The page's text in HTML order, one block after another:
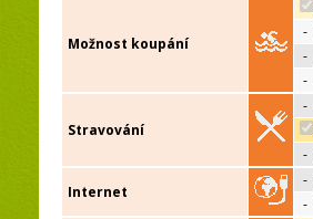
Možnost koupání
-
-
-
Stravování
-
-
Internet
-
-